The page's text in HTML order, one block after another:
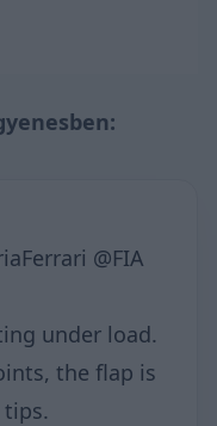
@FIA
under load.
the flap is